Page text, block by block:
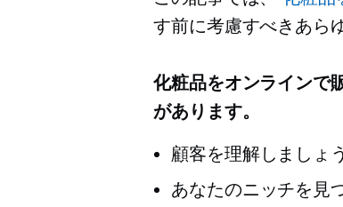
す前に考慮すべきあら
化粧品をオンラインで
があります。
顧客を理解しましょう
あなたのニッチを見